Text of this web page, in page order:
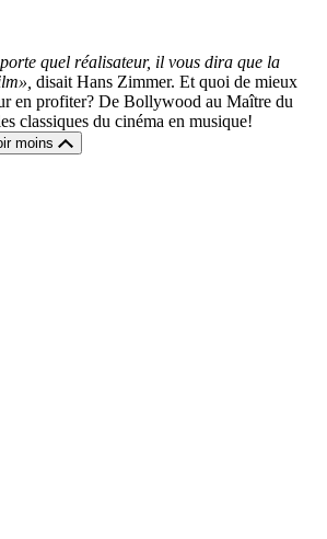
quel réalisateur, il vous dira que la
disait Hans Zimmer. Et quoi de mieux
en profiter? De Bollywood au Maître du
classiques du cinéma en musique!
moins